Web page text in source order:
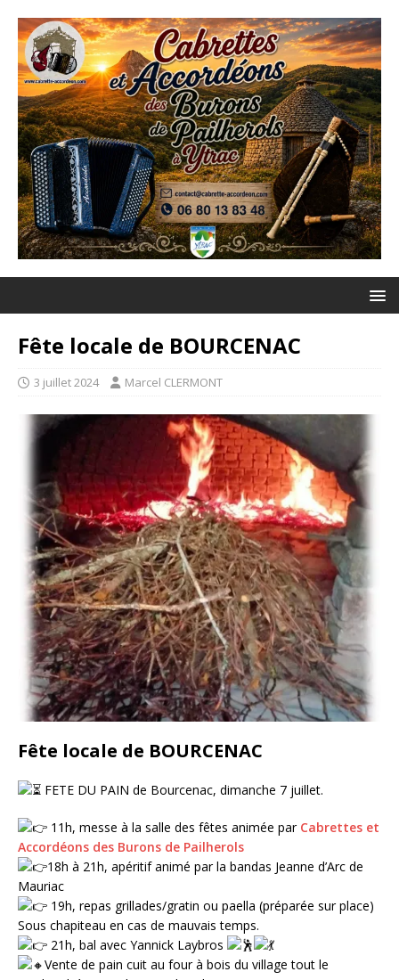
Fête locale de BOURCENAC
3 juillet 2024 Marcel CLERMONT
Fête locale de BOURCENAC
FETE DU PAIN de Bourcenac, dimanche 7 juillet.
11h, messe à la salle des fêtes animée par Cabrettes et
Accordéons des Burons de Pailherols
18h à 21h, apéritif animé par la bandas Jeanne d’Arc de
Mauriac
19h, repas grillades/gratin ou paella (préparée sur place)
Sous chapiteau en cas de mauvais temps.
21h, bal avec Yannick Laybros
Vente de pain cuit au four à bois du village tout le